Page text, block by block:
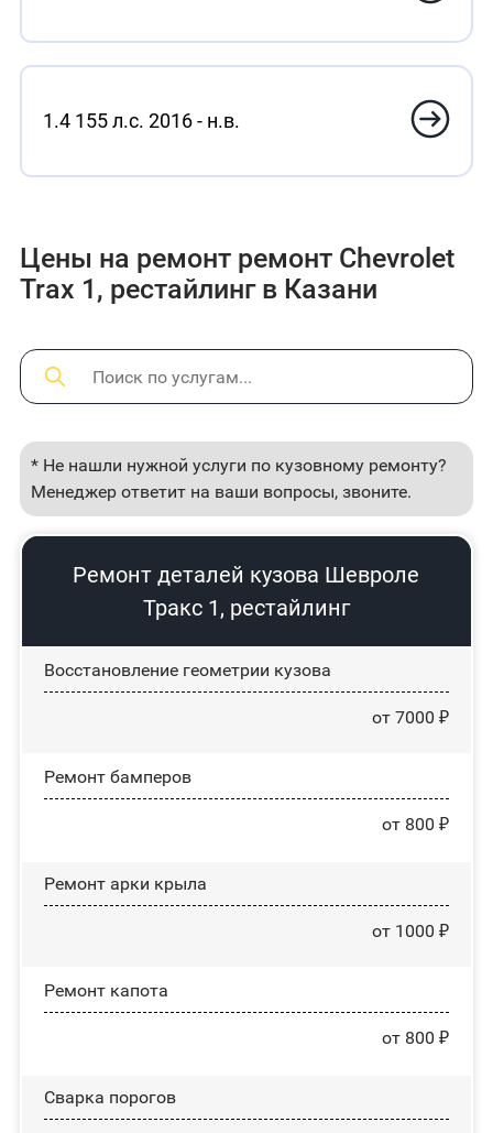
1.4 155 л.с. 2016 - н.в.
Цены на ремонт ремонт Chevrolet
Trax 1, рестайлинг в Казани
* Не нашли нужной услуги по кузовному ремонту?
Менеджер ответит на ваши вопросы, звоните.
Ремонт деталей кузова Шевроле
Тракс 1, рестайлинг
Восстановление геометрии кузова
от 7000 ₽
Ремонт бамперов
от 800 ₽
Ремонт арки крыла
от 1000 ₽
Ремонт капота
от 800 ₽
Сварка порогов